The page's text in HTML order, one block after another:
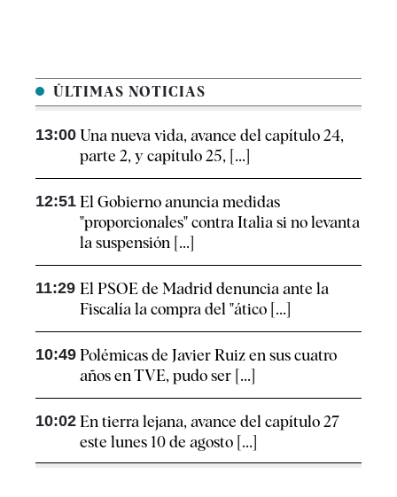
ÚLTIMAS NOTICIAS
13:00 Una nueva vida, avance del capítulo 24,
parte 2, y capítulo 25, [...]
12:51 El Gobierno anuncia medidas
"proporcionales" contra Italia si no levanta
la suspensión [...]
11:29 El PSOE de Madrid denuncia ante la
Fiscalía la compra del "ático [...]
10:49 Polémicas de Javier Ruiz en sus cuatro
años en TVE, pudo ser [...]
10:02 En tierra lejana, avance del capítulo 27
este lunes 10 de agosto [...]